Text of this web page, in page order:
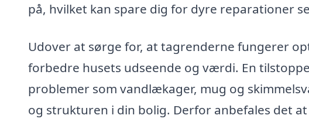
på, hvilket kan spare dig for dyre reparationer
Udover at sørge for, at tagrenderne fungerer
forbedre husets udseende og værdi. En
problemer som vandlækager, mug og
og strukturen i din bolig. Derfor anbefales det